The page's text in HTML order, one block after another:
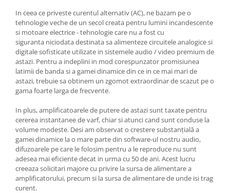
In ceea ce priveste curentul alternativ (AC), ne bazam pe o
tehnologie veche de un secol creata pentru lumini incandescente
si motoare electrice - tehnologie care nu a fost cu
siguranta niciodata destinata sa alimenteze circuitele analogice si
digitale sofisticate utilizate in sistemele audio / video premium de
astazi. Pentru a indeplini in mod corespunzator promisiunea
latimii de banda si a gamei dinamice din ce in ce mai mari de
astazi, trebuie sa obtinem un zgomot extraordinar de scazut pe o
gama foarte larga de frecvente.
In plus, amplificatoarele de putere de astazi sunt taxate pentru
cererea instantanee de varf, chiar si atunci cand sunt conduse la
volume modeste. Desi am observat o crestere substanțială a
gamei dinamice la o mare parte din software-ul nostru audio,
difuzoarele pe care le folosim pentru a le reproduce nu sunt
adesea mai eficiente decat in ​​urma cu 50 de ani. Acest lucru
creeaza solicitari majore cu privire la sursa de alimentare a
amplificatorului, precum si la sursa de alimentare de unde isi trag
curent.